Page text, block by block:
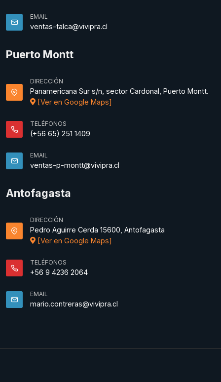
EMAIL
ventas-talca@vivipra.cl
Puerto Montt
DIRECCIÓN
Panamericana Sur s/n, sector Cardonal, Puerto Montt.
[Ver en Google Maps]
TELÉFONOS
(+56 65) 251 1409
EMAIL
ventas-p-montt@vivipra.cl
Antofagasta
DIRECCIÓN
Pedro Aguirre Cerda 15600, Antofagasta
[Ver en Google Maps]
TELÉFONOS
+56 9 4236 2064
EMAIL
mario.contreras@vivipra.cl